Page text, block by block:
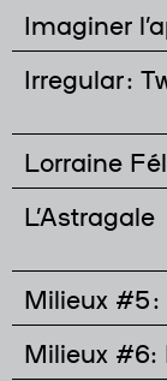
Imaginer
Irregular :
Lorraine
L’Astragale
Milieux #5
Milieux #6: